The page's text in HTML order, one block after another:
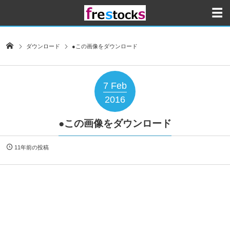
ダウンロード ●この画像をダウンロード
7 Feb
2016
●この画像をダウンロード
11年前の投稿